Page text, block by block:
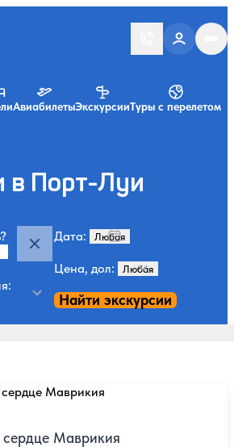
АвиабилетыЭкскурсииТуры с перелетом
в Порт-Луи
Дата:
Цена, дол:
Найти экскурсии
Маврикия